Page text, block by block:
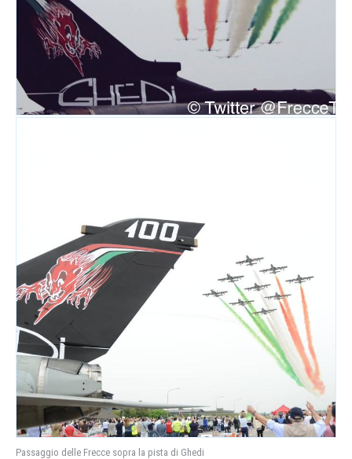
Passaggio delle Frecce sopra la pista di Ghedi